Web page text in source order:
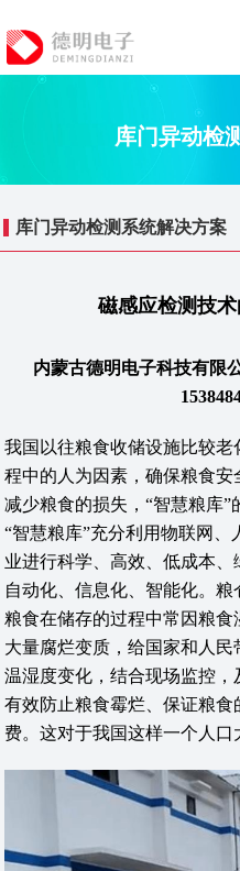
库门异动检
库门异动检测系统解决方案
磁感应检测技
内蒙古德明电子科技有限
我国以往粮食收储设施比较
程中的人为因素，确保粮食
减少粮食的损失，“智慧粮库”
“智慧粮库”充分利用物联网
业进行科学、高效、低成本
自动化、信息化、智能化。
粮食在储存的过程中常因粮
大量腐烂变质，给国家和人
温湿度变化，结合现场监控
有效防止粮食霉烂、保证粮
费。这对于我国这样一个人口